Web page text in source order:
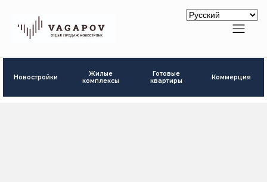
Новостройки
Жилые
комплексы
Готовые
квартиры
Коммерция